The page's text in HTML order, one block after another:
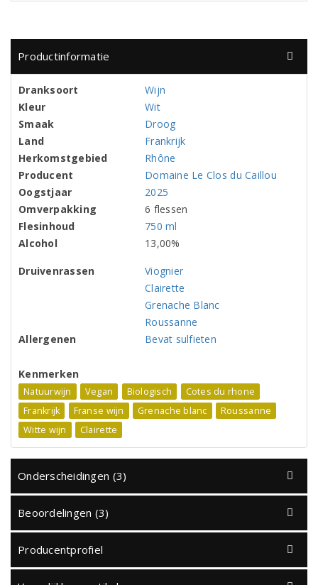
Productinformatie
Dranksoort
Wijn
Kleur
Wit
Smaak
Droog
Land
Frankrijk
Herkomstgebied
Rhône
Producent
Domaine Le Clos du Caillou
Oogstjaar
2025
Omverpakking
6 flessen
Flesinhoud
750 ml
Alcohol
13,00%
Druivenrassen
Viognier
Clairette
Grenache Blanc
Roussanne
Allergenen
Bevat sulfieten
Kenmerken
Natuurwijn Vegan Biologisch
Cotes du rhone
Frankrijk
Franse wijn Grenache blanc
Roussanne
Witte wijn
Clairette
Onderscheidingen (3)
Beoordelingen (3)
Producentprofiel